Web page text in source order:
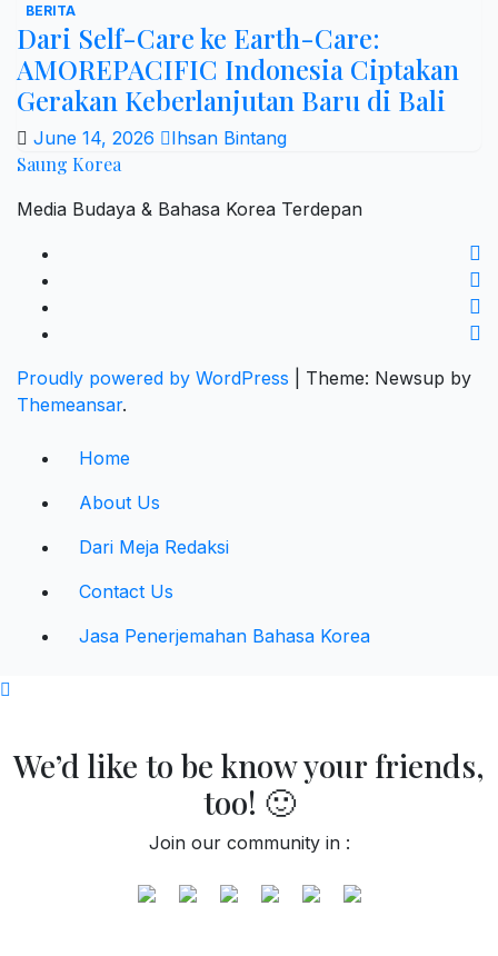
BERITA
Dari Self-Care ke Earth-Care:
AMOREPACIFIC Indonesia Ciptakan
Gerakan Keberlanjutan Baru di Bali
June 14, 2026 Ihsan Bintang
Saung Korea
Media Budaya & Bahasa Korea Terdepan
Proudly powered by WordPress
Theme: Newsup by
Themeansar.
Home
About Us
Dari Meja Redaksi
Contact Us
Jasa Penerjemahan Bahasa Korea
We’d like to be know your friends,
too! 🙂
Join our community in :